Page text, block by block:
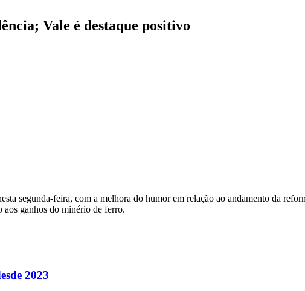
Vale é destaque positivo
segunda-feira, com a melhora do humor em relação ao andamento da
aos ganhos do minério de ferro.
2023